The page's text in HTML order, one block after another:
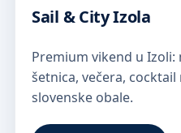
Sail & City Izola
Premium vikend u Izoli:
šetnica, večera,
slovenske obale.